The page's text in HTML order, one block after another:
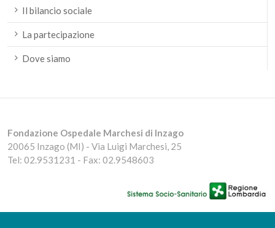
Il bilancio sociale
La partecipazione
Dove siamo
Fondazione Ospedale Marchesi di Inzago
20065 Inzago (MI) - Via Luigi Marchesi, 25
Tel: 02.9531231 - Fax: 02.9548603